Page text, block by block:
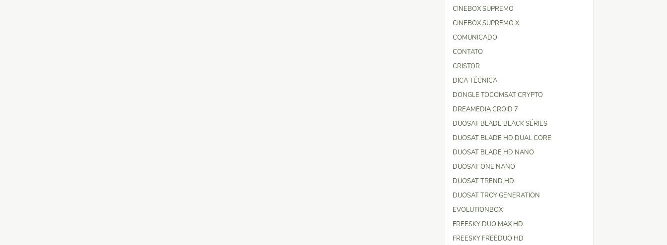
CINEBOX SUPREMO
CINEBOX SUPREMO X
COMUNICADO
CONTATO
CRISTOR
DICA TÉCNICA
DONGLE TOCOMSAT CRYPTO
DREAMEDIA CROID 7
DUOSAT BLADE BLACK SÉRIES
DUOSAT BLADE HD DUAL CORE
DUOSAT BLADE HD NANO
DUOSAT ONE NANO
DUOSAT TREND HD
DUOSAT TROY GENERATION
EVOLUTIONBOX
FREESKY DUO MAX HD
FREESKY FREEDUO HD